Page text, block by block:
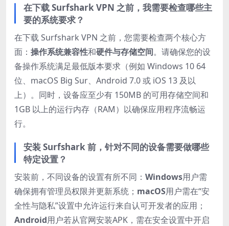
在下载 Surfshark VPN 之前，我需要检查哪些主
要的系统要求？
在下载 Surfshark VPN 之前，您需要检查两个核心方
面： 操作系统兼容性和硬件与存储空间。请确保您的设
备操作系统满足最低版本要求（例如 Windows 10 64
位、macOS Big Sur、Android 7.0 或 iOS 13 及以
上）。同时，设备应至少有 150MB 的可用存储空间和
1GB 以上的运行内存（RAM）以确保应用程序流畅运
行。
安装 Surfshark 前，针对不同的设备需要做哪些
特定设置？
安装前，不同设备的设置有所不同： Windows用户需
确保拥有管理员权限并更新系统； macOS用户需在“安
全性与隐私”设置中允许运行来自认可开发者的应用；
Android用户若从官网安装APK，需在安全设置中开启